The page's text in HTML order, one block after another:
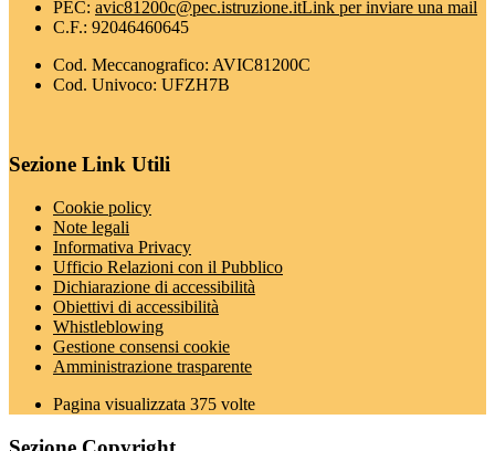
PEC: avic81200c@pec.istruzione.itLink per inviare una mail
C.F.: 92046460645
Cod. Meccanografico: AVIC81200C
Cod. Univoco: UFZH7B
Sezione Link Utili
Cookie policy
Note legali
Informativa Privacy
Ufficio Relazioni con il Pubblico
Dichiarazione di accessibilità
Obiettivi di accessibilità
Whistleblowing
Gestione consensi cookie
Amministrazione trasparente
Pagina visualizzata 375 volte